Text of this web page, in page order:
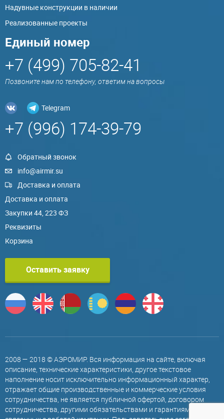
Надувные конструкции в наличии
Реализованные проекты
Единый номер
+7 (499) 705-82-41
Позвоните нам по телефону, ответим на вопросы
Telegram
+7 (996) 174-39-79
Обратный звонок
info@airmir.su
Доставка и оплата
Доставка и оплата
Закупки 44, 223 ФЗ
Реквизиты
Корзина
Оставить заявку
2008 — 2018 © АЭРОМИР. Вся информация на сайте, включая
описание, технические характеристики, другое текстовое
наполнение носит исключительно информационный характер,
отражает общие производственные и коммерческие условия
сотрудничества, не является публичной офертой, договором
сотрудничества, другими обязательствами и гарантиями,